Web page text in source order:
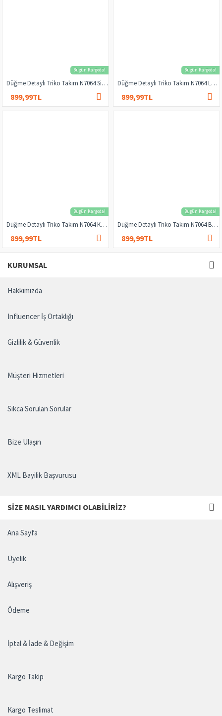
Bugün Kargoda!
Düğme Detaylı Triko Takım N7064 Siyah
899,99TL
Bugün Kargoda!
Düğme Detaylı Triko Takım N7064 Lacivert
899,99TL
Bugün Kargoda!
Düğme Detaylı Triko Takım N7064 Kahverengi
899,99TL
Bugün Kargoda!
Düğme Detaylı Triko Takım N7064 Bordo
899,99TL
KURUMSAL
Hakkımızda
Influencer İş Ortaklığı
Gizlilik & Güvenlik
Müşteri Hizmetleri
Sıkca Sorulan Sorular
Bize Ulaşın
XML Bayilik Başvurusu
SIZE NASIL YARDIMCI OLABILIRIZ?
Ana Sayfa
Üyelik
Alışveriş
Ödeme
İptal & İade & Değişim
Kargo Takip
Kargo Teslimat